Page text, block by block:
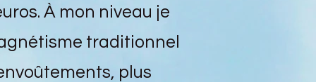
À mon niveau je
traditionnel
plus